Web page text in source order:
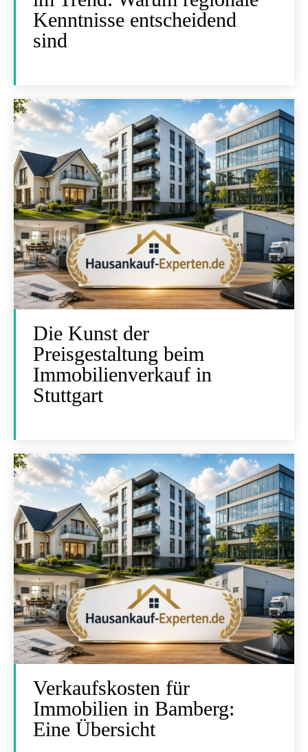
Kenntnisse entscheidend
sind
Die Kunst der
Preisgestaltung beim
Immobilienverkauf in
Stuttgart
Verkaufskosten für
Immobilien in Bamberg:
Eine Übersicht